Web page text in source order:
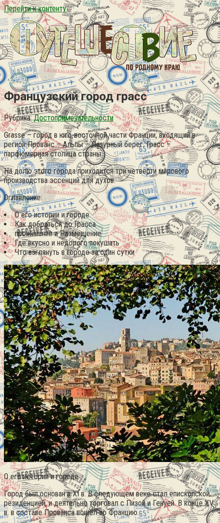
Перейти к контенту
Французский город грасс
Рубрика: Достопримечательности
Grasse – город в юго-восточной части Франции, входящий в
регион Прованс – Альпы – Лазурный берег. Грасс –
парфюмерная столица страны.
На долю этого города приходится три четверти мирового
производства эссенций для духов.
Оглавление:
О его истории и городе
Как добраться до Грасса
проживание и Размещение
Где вкусно и недорого покушать
Что взглянуть в городе за один сутки
О его истории и городе
Город был основан в XI в. В следующем веке стал епископской
резиденцией, и деятельно торговал с Пизой и Генуей. В конце XV
в. в составе Прованса вошёл во Францию.